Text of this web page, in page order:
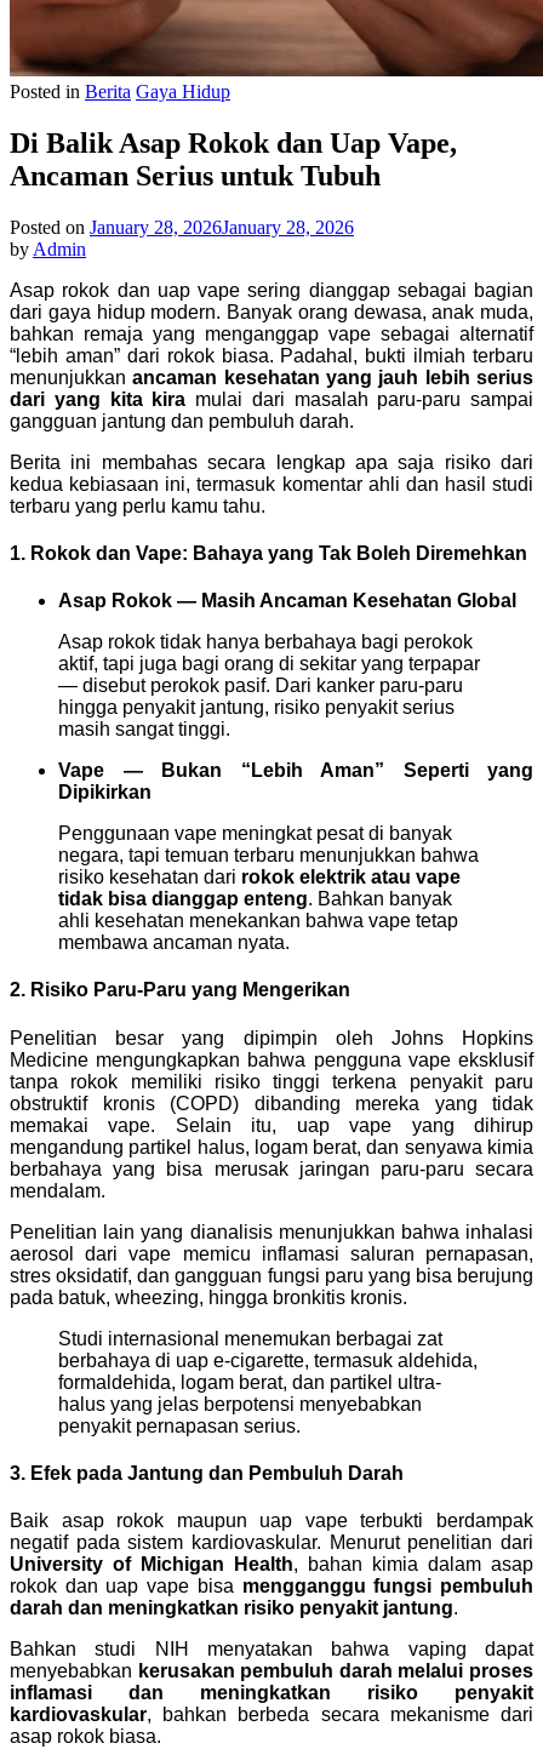
Posted in Berita Gaya Hidup
Di Balik Asap Rokok dan Uap Vape,
Ancaman Serius untuk Tubuh
Posted on January 28, 2026January 28, 2026
by Admin
Asap rokok dan uap vape sering dianggap sebagai bagian
dari gaya hidup modern. Banyak orang dewasa, anak muda,
bahkan remaja yang menganggap vape sebagai alternatif
“lebih aman” dari rokok biasa. Padahal, bukti ilmiah terbaru
menunjukkanancaman kesehatan yang jauh lebih serius
dari yang kita kira mulai dari masalah paru-paru sampai
gangguan jantung dan pembuluh darah.
Berita ini membahas secara lengkap apa saja risiko dari
kedua kebiasaan ini, termasuk komentar ahli dan hasil studi
terbaru yang perlu kamu tahu.
1. Rokok dan Vape: Bahaya yang Tak Boleh Diremehkan
Asap Rokok — Masih Ancaman Kesehatan Global
Asap rokok tidak hanya berbahaya bagi perokok
aktif, tapi juga bagi orang di sekitar yang terpapar
— disebut perokok pasif. Dari kanker paru-paru
hingga penyakit jantung, risiko penyakit serius
masih sangat tinggi.
Vape — Bukan “Lebih Aman” Seperti yang
Dipikirkan
Penggunaan vape meningkat pesat di banyak
negara, tapi temuan terbaru menunjukkan bahwa
risiko kesehatan dari rokok elektrik atau vape
tidak bisa dianggap enteng. Bahkan banyak
ahli kesehatan menekankan bahwa vape tetap
membawa ancaman nyata.
2. Risiko Paru-Paru yang Mengerikan
Penelitian besar yang dipimpin oleh Johns Hopkins
Medicine mengungkapkan bahwa pengguna vape eksklusif
tanpa rokok memiliki risiko tinggi terkena penyakit paru
obstruktif kronis (COPD) dibanding mereka yang tidak
memakai vape. Selain itu, uap vape yang dihirup
mengandung partikel halus, logam berat, dan senyawa kimia
berbahaya yang bisa merusak jaringan paru-paru secara
mendalam.
Penelitian lain yang dianalisis menunjukkan bahwa inhalasi
aerosol dari vape memicu inflamasi saluran pernapasan,
stres oksidatif, dan gangguan fungsi paru yang bisa berujung
pada batuk, wheezing, hingga bronkitis kronis.
Studi internasional menemukan berbagai zat
berbahaya di uap e-cigarette, termasuk aldehida,
formaldehida, logam berat, dan partikel ultra-
halus yang jelas berpotensi menyebabkan
penyakit pernapasan serius.
3. Efek pada Jantung dan Pembuluh Darah
Baik asap rokok maupun uap vape terbukti berdampak
negatif pada sistem kardiovaskular. Menurut penelitian dari
University of Michigan Health, bahan kimia dalam asap
rokok dan uap vape bisa mengganggu fungsi pembuluh
darah dan meningkatkan risiko penyakit jantung.
Bahkan studi NIH menyatakan bahwa vaping dapat
menyebabkan kerusakan pembuluh darah melalui proses
inflamasi dan meningkatkan risiko penyakit
kardiovaskular, bahkan berbeda secara mekanisme dari
asap rokok biasa.